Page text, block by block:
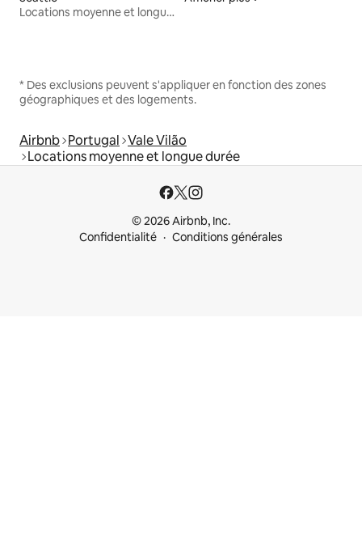
Locations moyenne et longue durée
* Des exclusions peuvent s'appliquer en fonction des zones
géographiques et des logements.
Airbnb Portugal Vale Vilão
Locations moyenne et longue durée
© 2026 Airbnb, Inc.
Confidentialité
Conditions générales